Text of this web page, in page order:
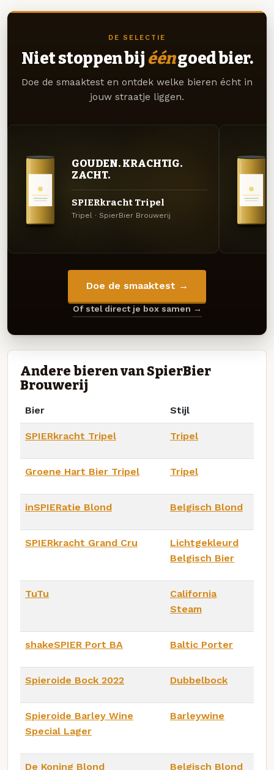
DE SELECTIE
Niet stoppen bij ééngoed bier.
Doe de smaaktest en ontdek welke bieren écht in
jouw straatje liggen.
GOUDEN. KRACHTIG.
ZACHT.
SPIERkracht Tripel
Tripel · SpierBier Brouwerij
Doe de smaaktest →
Of stel direct je box samen →
Andere bieren van SpierBier
Brouwerij
Bier Stijl
SPIERkracht Tripel Tripel
Groene Hart Bier Tripel Tripel
inSPIERatie Blond Belgisch Blond
SPIERkracht Grand Cru
Lichtgekleurd
Belgisch Bier
TuTu
California
Steam
shakeSPIER Port BA Baltic Porter
Spieroide Bock 2022 Dubbelbock
Spieroide Barley Wine
Special Lager
Barleywine
De Koning Blond Belgisch Blond